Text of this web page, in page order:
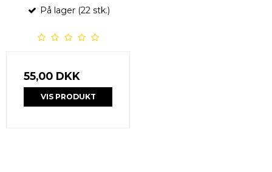
På lager (22 stk.)
55,00 DKK
VIS PRODUKT